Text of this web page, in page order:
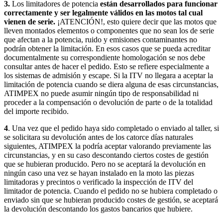
3. Los limitadores de potencia están desarrollados para funcionar
correctamente y ser legalmente válidos en las motos tal cual
vienen de serie. ¡ATENCIÓN!, esto quiere decir que las motos que
lleven montados elementos o componentes que no sean los de serie
que afectan a la potencia, ruido y emisiones contaminantes no
podrán obtener la limitación. En esos casos que se pueda acreditar
documentalmente su correspondiente homologación se nos debe
consultar antes de hacer el pedido. Esto se refiere especialmente a
los sistemas de admisión y escape. Si la ITV no llegara a aceptar la
limitación de potencia cuando se diera alguna de esas circunstancias,
ATIMPEX no puede asumir ningún tipo de responsabilidad ni
proceder a la compensación o devolución de parte o de la totalidad
del importe recibido.
4. Una vez que el pedido haya sido completado o enviado al taller, si
se solicitara su devolución antes de los catorce días naturales
siguientes, ATIMPEX la podría aceptar valorando previamente las
circunstancias, y en su caso descontando ciertos costes de gestión
que se hubieran producido. Pero no se aceptará la devolución en
ningún caso una vez se hayan instalado en la moto las piezas
limitadoras y precintos o verificado la inspección de ITV del
limitador de potencia. Cuando el pedido no se hubiera completado o
enviado sin que se hubieran producido costes de gestión, se aceptará
la devolución descontando los gastos bancarios que hubiere.